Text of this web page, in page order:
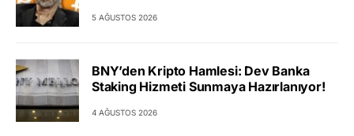
5 AĞUSTOS 2026
BNY’den Kripto Hamlesi: Dev Banka
Staking Hizmeti Sunmaya Hazırlanıyor!
4 AĞUSTOS 2026